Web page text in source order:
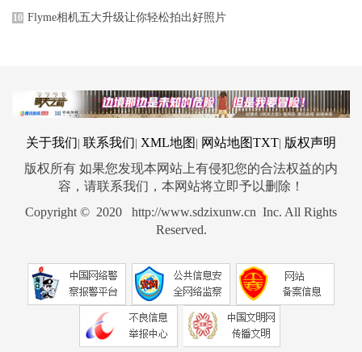
10 Flyme相机五大升级让你轻松拍出好照片
关于我们 联系我们 XML地图 网站地图TXT 版权声明
版权所有 如果您发现本网站上有侵犯您的合法权益的内
容，请联系我们，本网站将立即予以删除！
Copyright © 2020 http://www.sdzixunw.cn Inc. All Rights
Reserved.